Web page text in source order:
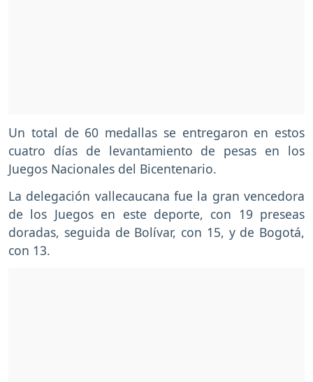
Un total de 60 medallas se entregaron en estos
cuatro días de levantamiento de pesas en los
Juegos Nacionales del Bicentenario.
La delegación vallecaucana fue la gran vencedora
de los Juegos en este deporte, con 19 preseas
doradas, seguida de Bolívar, con 15, y de Bogotá,
con 13.